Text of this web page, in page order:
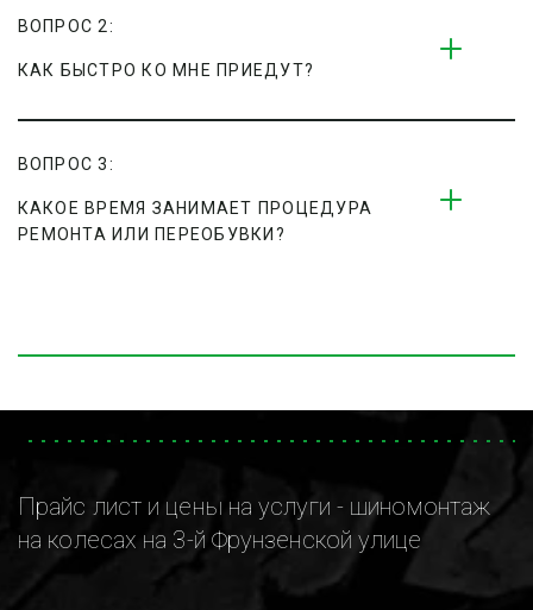
ВОПРОС 2:
КАК БЫСТРО КО МНЕ ПРИЕДУТ?
ВОПРОС 3:
КАКОЕ ВРЕМЯ ЗАНИМАЕТ ПРОЦЕДУРА
РЕМОНТА ИЛИ ПЕРЕОБУВКИ?
Прайс лист и цены на услуги - шиномонтаж
на колесах на 3-й Фрунзенской улице